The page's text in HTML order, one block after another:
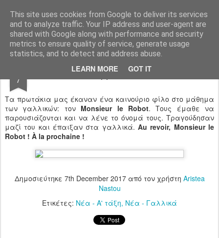
This site uses cookies from Google to deliver its services
and to analyze traffic. Your IP address and user-agent are
shared with Google along with performance and security
metrics to ensure quality of service, generate usage
statistics, and to detect and address abuse.
LEARN MORE GOT IT
Ιδιωτικό Δημοτικό Σχολείο "Ι.Μ.ΔΕΛΑΣΑΛ"
7 Je m’appelle le robot…
Τα πρωτάκια μας έκαναν ένα καινούριο φίλο στο μάθημα
των γαλλικών: τον Monsieur le Robot. Τους έμαθε να
παρουσιάζονται και να λένε το όνομά τους. Τραγούδησαν
μαζί του και έπαιξαν στα γαλλικά. Au revoir, Monsieur le
Robot ! À la prochaine !
Δημοσιεύτηκε 7th December 2017από τον χρήστη Aristea
Nastou
Ετικέτες: Νέα - Α' τάξη Νέα - Γαλλικά